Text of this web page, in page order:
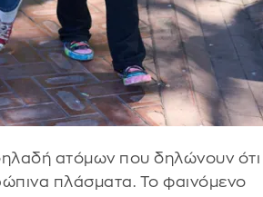
ατόμων που δηλώνουν ότι
πλάσματα. Το φαινόμενο